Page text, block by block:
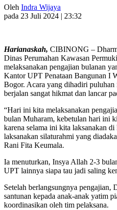
Oleh Indra Wijaya
pada 23 Juli 2024 | 23:32
Harianaskah, CIBINONG –
Dinas Perumahan Kawasan
melaksanakan pengajian bulanan
Kantor UPT Penataan Bangunan I
Bogor. Acara yang dihadiri
berjalan sangat hikmat dan lancar
“Hari ini kita melaksanakan
bulan Muharam, kebetulan hari ini
karena selama ini kita laksanakan
laksanakan silaturahmi yang
Rani Fita Keumala.
Ia menuturkan, Insya Allah 2-3
UPT lainnya siapa tau jadi saling
Setelah berlangsungnya pengajian,
santunan kepada anak-anak yatim
koordinasikan oleh tim pelaksana.